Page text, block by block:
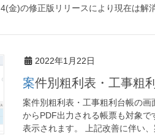
金)の修正版リリースにより現在は
2022年1月22日
案件別粗利表・工事
案件別粗利表・工事粗利台帳の
からPDF出力される帳票も対象
表示されます。 上記改善に伴い